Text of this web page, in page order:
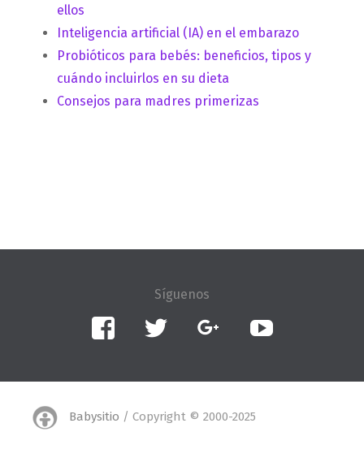
ellos
Inteligencia artificial (IA) en el embarazo
Probióticos para bebés: beneficios, tipos y
cuándo incluirlos en su dieta
Consejos para madres primerizas
Facebook Twitter Google+
Babysitio / Copyright © 2000-2025